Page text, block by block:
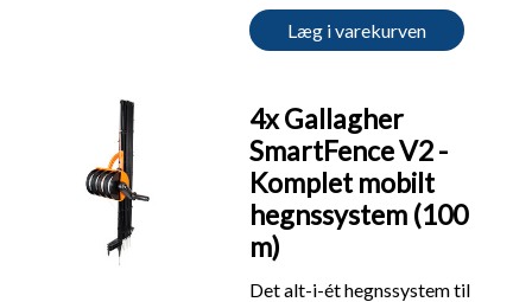
Læg i varekurven
4x Gallagher
SmartFence V2 -
Komplet mobilt
hegnssystem (100
m)
Det alt-i-ét hegnssystem til